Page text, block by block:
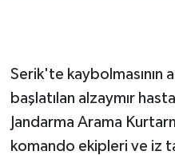
Serik'te kaybolmasının
başlatılan alzaymır
Jandarma Arama
komando ekipleri ve iz